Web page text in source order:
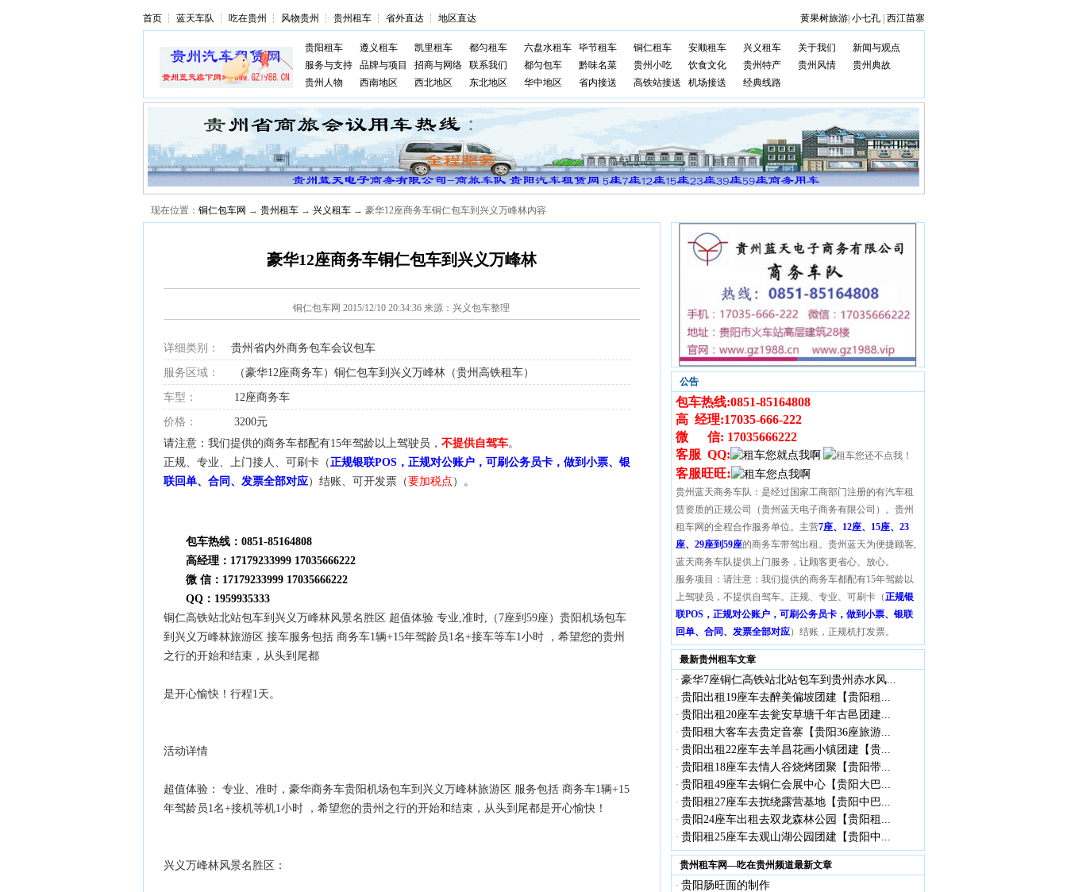
首页┆ 蓝天车队 ┆ 吃在贵州 ┆ 风物贵州 ┆ 贵州租车┆ 省外直达┆ 地区直达 黄果树旅游| 小七孔| 西江苗寨
贵阳租车 遵义租车 凯里租车 都匀租车 六盘水租车 毕节租车 铜仁租车 安顺租车 兴义租车 关于我们
新闻与观点
服务与支持
品牌与项目 招商与网络 联系我们 都匀包车 黔味名菜 贵州小吃 饮食文化 贵州特产 贵州风情
贵州典故
贵州人物
西南地区 西北地区 东北地区 华中地区 省内接送 高铁站接送 机场接送 经典线路
现在位置： 铜仁包车网 → 贵州租车→ 兴义租车→ 豪华12座商务车铜仁包车到兴义万峰林内容
豪华12座商务车铜仁包车到兴义万峰林
铜仁包车网 2015/12/10 20:34:36 来源：兴义包车整理
详细类别： 贵州省内外商务包车会议包车
服务区域： （豪华12座商务车）铜仁包车到兴义万峰林（贵州高铁租车）
车型： 12座商务车
价格：
3200元
请注意：我们提供的商务车都配有15年驾龄以上驾驶员， 不提供自驾车。
正规、专业、上门接人、可刷卡（ 正规银联POS，正规对公账户，可刷公务员卡，做到小票、银
联回单、合同、发票全部对应）结账、可开发票（要加税点 ）。
包车热线：0851-85164808
高经理：17179233999 17035666222
微 信：17179233999 17035666222
QQ：1959935333
铜仁高铁站北站包车到兴义万峰林风景名胜区 超值体验 专业,准时,（7座到59座）贵阳机场包车
到兴义万峰林旅游区 接车服务包括 商务车1辆+15年驾龄员1名+接车等车1小时 ，希望您的贵州
之行的开始和结束，从头到尾都
是开心愉快！行程1天。
活动详情
超值体验： 专业、准时，豪华商务车贵阳机场包车到兴义万峰林旅游区 服务包括 商务车1辆+15
年驾龄员1名+接机等机1小时 ，希望您的贵州之行的开始和结束，从头到尾都是开心愉快！
兴义万峰林风景名胜区：
公告
包车热线:0851-85164808
高 经理:17035-666-222
微 信: 17035666222
客服 QQ:
客服旺旺:
贵州蓝天商务车队：是经过国家工商部门注册的有汽车租
赁资质的正规公司（贵州蓝天电子商务有限公司）。贵州
租车网的全程合作服务单位。主营7座、12座、15座、23
座、29座到59座的商务车带驾出租。贵州蓝天为便捷顾客,
蓝天商务车队提供上门服务，让顾客更省心、放心。
服务项目：请注意：我们提供的商务车都配有15年驾龄以
上驾驶员，不提供自驾车。正规、专业、可刷卡（正规银
联POS，正规对公账户，可刷公务员卡，做到小票、银联
回单、合同、发票全部对应）结账，正规机打发票。
最新贵州租车文章
· 豪华7座铜仁高铁站北站包车到贵州赤水风...
· 贵阳出租19座车去醉美偏坡团建【贵阳租...
· 贵阳出租20座车去瓮安草塘千年古邑团建...
· 贵阳租大客车去贵定音寨【贵阳36座旅游...
· 贵阳出租22座车去羊昌花画小镇团建【贵...
· 贵阳租18座车去情人谷烧烤团聚【贵阳带...
· 贵阳租49座车去铜仁会展中心【贵阳大巴...
· 贵阳租27座车去扰绕露营基地【贵阳中巴...
· 贵阳24座车出租去双龙森林公园【贵阳租...
· 贵阳租25座车去观山湖公园团建【贵阳中...
贵州租车网—吃在贵州频道最新文章
· 贵阳肠旺面的制作